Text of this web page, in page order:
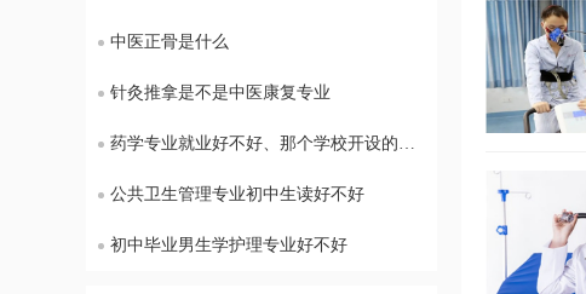
中医正骨是什么
针灸推拿是不是中医康复专业
药学专业就业好不好、那个学校开设的药学专业最好
公共卫生管理专业初中生读好不好
初中毕业男生学护理专业好不好